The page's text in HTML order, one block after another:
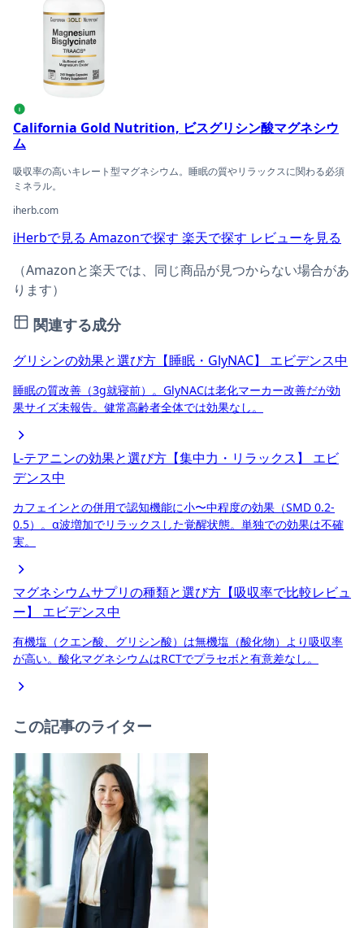
i
California Gold Nutrition, ビスグリシン酸マグネシウ
ム
吸収率の高いキレート型マグネシウム。睡眠の質やリラックスに関わる必須
ミネラル。
iherb.com
iHerbで見る Amazonで探す 楽天で探す レビューを見る
（Amazonと楽天では、同じ商品が見つからない場合があ
ります）
関連する成分
グリシンの効果と選び方【睡眠・GlyNAC】 エビデンス中
睡眠の質改善（3g就寝前）。GlyNACは老化マーカー改善だが効
果サイズ未報告。健常高齢者全体では効果なし。
L-テアニンの効果と選び方【集中力・リラックス】
エビ
デンス中
カフェインとの併用で認知機能に小〜中程度の効果（SMD 0.2-
0.5）。α波増加でリラックスした覚醒状態。単独での効果は不確
実。
マグネシウムサプリの種類と選び方【吸収率で比較レビュ
ー】
エビデンス中
有機塩（クエン酸、グリシン酸）は無機塩（酸化物）より吸収率
が高い。酸化マグネシウムはRCTでプラセボと有意差なし。
この記事のライター